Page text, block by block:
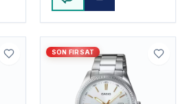
SON FIRSAT